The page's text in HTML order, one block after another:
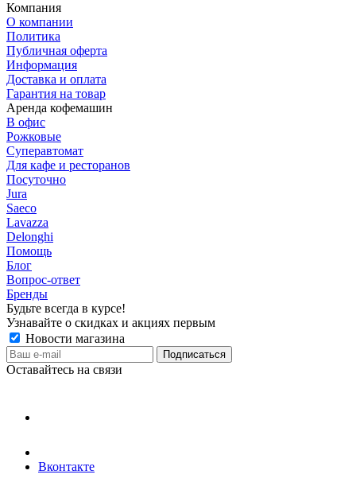
Компания
О компании
Политика
Публичная оферта
Информация
Доставка и оплата
Гарантия на товар
Аренда кофемашин
В офис
Рожковые
Суперавтомат
Для кафе и ресторанов
Посуточно
Jura
Saeco
Lavazza
Delonghi
Помощь
Блог
Вопрос-ответ
Бренды
Будьте всегда в курсе!
Узнавайте о скидках и акциях первым
Новости магазина
Оставайтесь на связи
Вконтакте